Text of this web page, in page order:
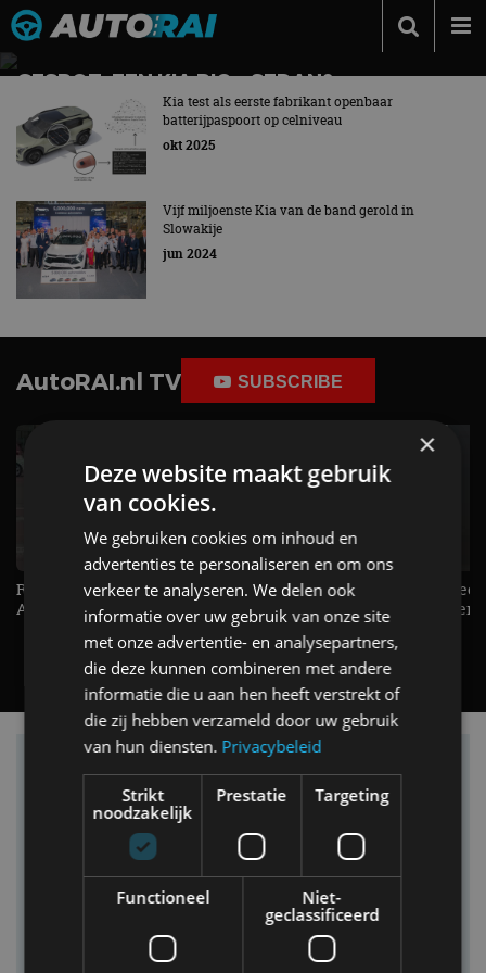
Autonieuws
Podcast
Autotests
Automerken
Adverteren
Contact
GESPOT: EEN KIA RIO… SEDAN?
Deze versie is hier nooit geleverd
Kia test als eerste fabrikant openbaar
batterijpaspoort op celniveau
okt 2025
Vijf miljoenste Kia van de band gerold in
Slowakije
jun 2024
AutoRAI.nl TV SUBSCRIBE
Raad jij onze nieuwe duurtester? -
AutoRAI TV
De Renault Twingo heeft een
opvallende snelheidsmeter! -
AutoRAI TV
Vind je auto in onze database
×
Deze website maakt gebruik
van cookies.
We gebruiken cookies om inhoud en
advertenties te personaliseren en om ons
verkeer te analyseren. We delen ook
informatie over uw gebruik van onze site
met onze advertentie- en analysepartners,
die deze kunnen combineren met andere
informatie die u aan hen heeft verstrekt of
die zij hebben verzameld door uw gebruik
van hun diensten. Privacybeleid
Strikt
noodzakelijk
Prestatie Targeting
Functioneel
Niet-
geclassificeerd